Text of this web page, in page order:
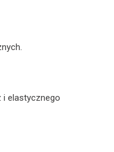
i elastycznego